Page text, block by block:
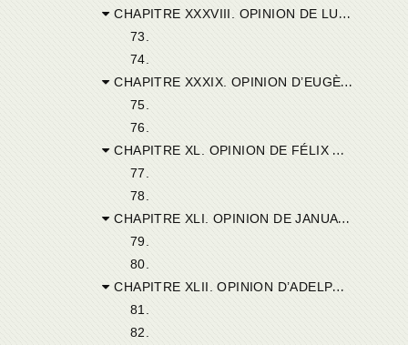
CHAPITRE XXXVIII. OPINION DE LUCIUS DE THÉBESTE.
73.
74.
CHAPITRE XXXIX. OPINION D’EUGÈNE D’AMMÉDERA.
75.
76.
CHAPITRE XL. OPINION DE FÉLIX D’AMACCURA.
77.
78.
CHAPITRE XLI. OPINION DE JANUARIUS DE MUZULUM.
79.
80.
CHAPITRE XLII. OPINION D’ADELPHIUS DE THASBALTE.
81.
82.